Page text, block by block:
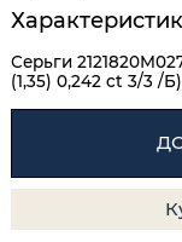
Серьги
(1,35) 0,242 ct 3/3 /